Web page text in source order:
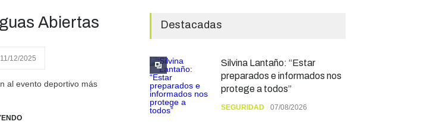
Abiertas
11/12/2025
al evento deportivo más
Destacadas
Silvina Lantaño: “Estar
preparados e informados nos
protege a todos”
SEGURIDAD 07/08/2026